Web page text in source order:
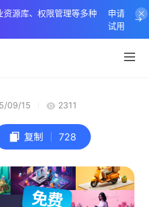
资源库、权限管理等多种
申请
试用
09/15 2311
复制 728